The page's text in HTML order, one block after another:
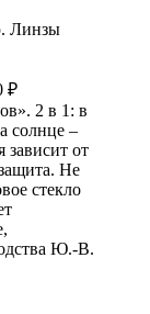
Линзы
₽
2 в 1: в
солнце –
зависит от
Не
стекло
Ю.-В.